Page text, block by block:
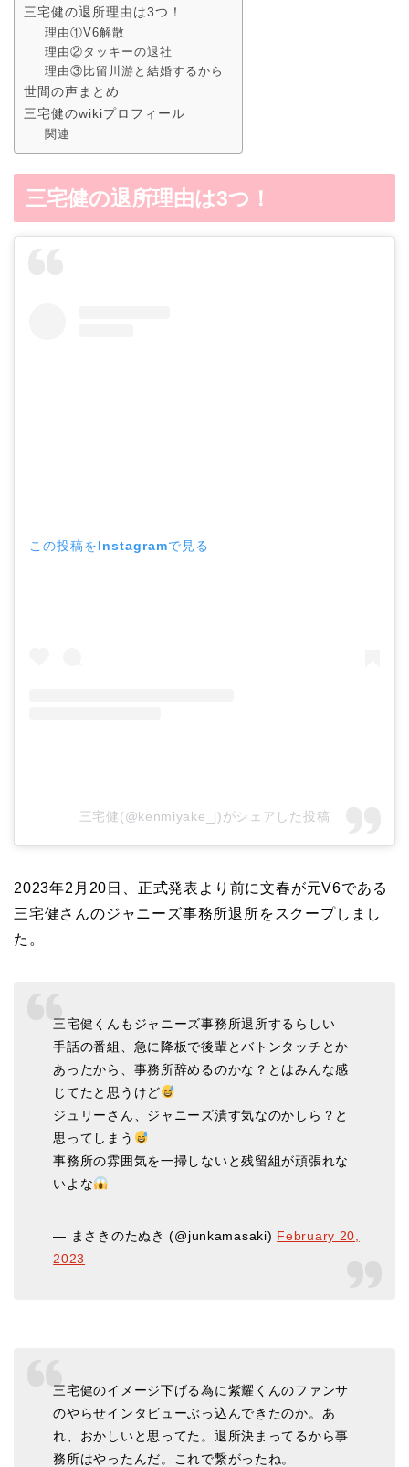
三宅健の退所理由は3つ！
理由①V6解散
理由②タッキーの退社
理由③比留川游と結婚するから
世間の声まとめ
三宅健のwikiプロフィール
関連
三宅健の退所理由は3つ！
この投稿をInstagramで見る
三宅健(@kenmiyake_j)がシェアした投稿
2023年2月20日、正式発表より前に文春が元V6である
三宅健さんのジャニーズ事務所退所をスクープしまし
た。
三宅健くんもジャニーズ事務所退所するらしい
手話の番組、急に降板で後輩とバトンタッチとか
あったから、事務所辞めるのかな？とはみんな感
じてたと思うけど
ジュリーさん、ジャニーズ潰す気なのかしら？と
思ってしまう
事務所の雰囲気を一掃しないと残留組が頑張れな
いよな
— まさきのたぬき (@junkamasaki) February 20,
2023
三宅健のイメージ下げる為に紫耀くんのファンサ
のやらせインタビューぶっ込んできたのか。あ
れ、おかしいと思ってた。退所決まってるから事
務所はやったんだ。これで繋がったね。